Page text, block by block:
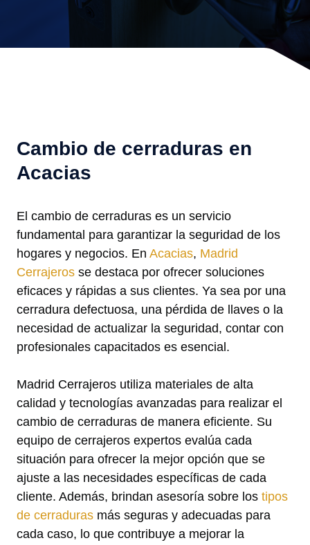
Cambio de cerraduras en
Acacias
El cambio de cerraduras es un servicio
fundamental para garantizar la seguridad de los
hogares y negocios. En Acacias, Madrid
Cerrajeros se destaca por ofrecer soluciones
eficaces y rápidas a sus clientes. Ya sea por una
cerradura defectuosa, una pérdida de llaves o la
necesidad de actualizar la seguridad, contar con
profesionales capacitados es esencial.
Madrid Cerrajeros utiliza materiales de alta
calidad y tecnologías avanzadas para realizar el
cambio de cerraduras de manera eficiente. Su
equipo de cerrajeros expertos evalúa cada
situación para ofrecer la mejor opción que se
ajuste a las necesidades específicas de cada
cliente. Además, brindan asesoría sobre los tipos
de cerraduras más seguras y adecuadas para
cada caso, lo que contribuye a mejorar la